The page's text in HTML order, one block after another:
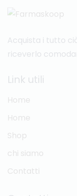
Acquista i tutto
riceverlo
Link utili
Home
Home
Shop
chi siamo
Contatti